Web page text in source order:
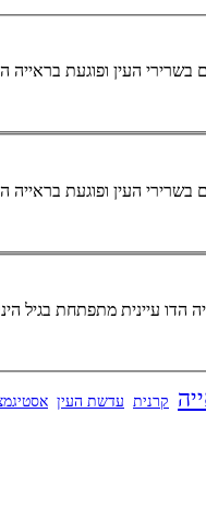
בשרירי העין ופוגעת
בשרירי העין ופוגעת
קרנית עדשת העין